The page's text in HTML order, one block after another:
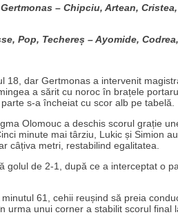
Gertmonas – Chipciu, Artean,
Pop, Techereș – Ayomide,
dar Gertmonas a intervenit
a sărit cu noroc în brațele
s-a încheiat cu scor alb pe tabelă.
Olomouc a deschis scorul grație
minute mai târziu, Lukic și Simion
câțiva metri, restabilind egalitatea.
golul de 2-1, după ce a interceptat o
61, cehii reușind să preia
unui corner a stabilit scorul final